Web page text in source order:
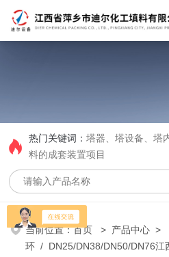
热门关键词：塔器、塔设备、塔
料的成套装置项目
当前位置：首页 > 产品中心 >
环 / DN25/DN38/DN50/DN76江